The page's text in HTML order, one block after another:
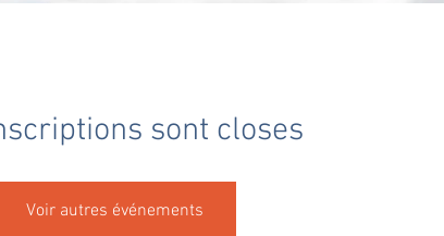
sont closes
Voir autres événements